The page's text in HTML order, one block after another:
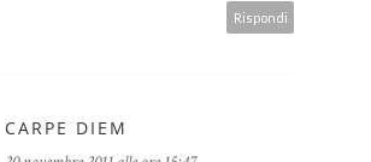
Rispondi
CARPE DIEM